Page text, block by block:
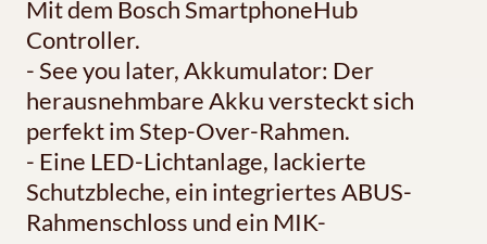
Mit dem Bosch SmartphoneHub
Controller.
- See you later, Akkumulator: Der
herausnehmbare Akku versteckt sich
perfekt im Step-Over-Rahmen.
- Eine LED-Lichtanlage, lackierte
Schutzbleche, ein integriertes ABUS-
Rahmenschloss und ein MIK-